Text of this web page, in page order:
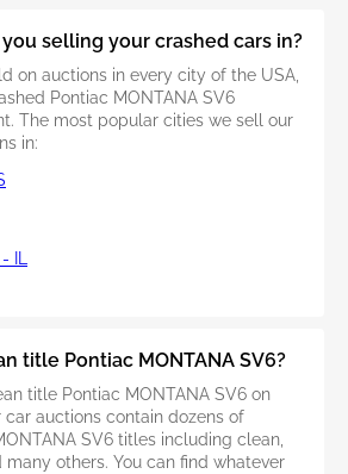
selling your crashed cars in?
on auctions in every city of the USA,
Pontiac MONTANA SV6
The most popular cities we sell our
in:
IL
title Pontiac MONTANA SV6?
title Pontiac MONTANA SV6 on
car auctions contain dozens of
SV6 titles including clean,
others. You can find whatever